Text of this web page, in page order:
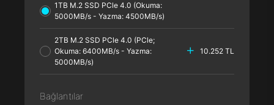
1TB M.2 SSD PCle 4.0 (Okuma:
5000MB/s - Yazma: 4500MB/s)
2TB M.2 SSD PCle 4.0 (PCle;
Okuma: 6400MB/s - Yazma:
5000MB/s)
10.252 TL
Bağlantılar